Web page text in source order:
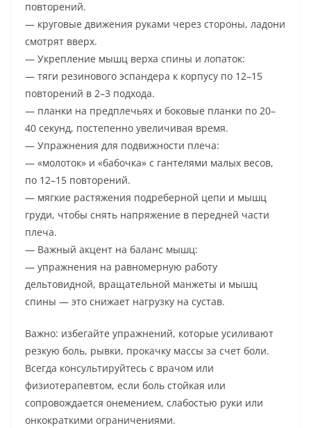
повторений.
— круговые движения руками через стороны, ладони
смотрят вверх.
— Укрепление мышц верха спины и лопаток:
— тяги резинового эспандера к корпусу по 12–15
повторений в 2–3 подхода.
— планки на предплечьях и боковые планки по 20–
40 секунд, постепенно увеличивая время.
— Упражнения для подвижности плеча:
— «молоток» и «бабочка» с гантелями малых весов,
по 12–15 повторений.
— мягкие растяжения подреберной цепи и мышц
груди, чтобы снять напряжение в передней части
плеча.
— Важный акцент на баланс мышц:
— упражнения на равномерную работу
дельтовидной, вращательной манжеты и мышц
спины — это снижает нагрузку на сустав.
Важно: избегайте упражнений, которые усиливают
резкую боль, рывки, прокачку массы за счет боли.
Всегда консультируйтесь с врачом или
физиотерапевтом, если боль стойкая или
сопровождается онемением, слабостью руки или
онкократкими ограничениями.